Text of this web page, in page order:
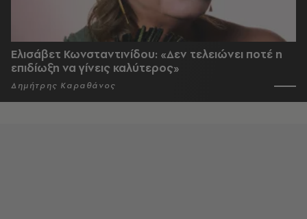
Ελισάβετ Κωνσταντινίδου: «Δεν τελειώνει ποτέ η
επιδίωξη να γίνεις καλύτερος»
Δημήτρης Καραθάνος